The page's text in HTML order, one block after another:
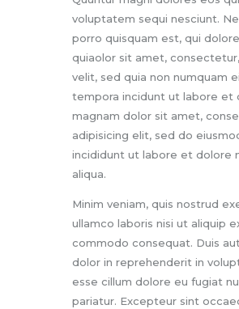
voluptatem sequi nesciunt.
porro quisquam est, qui
quiaolor sit amet,
velit, sed quia non numquam
tempora incidunt ut labore et
magnam dolor sit amet,
adipisicing elit, sed do
incididunt ut labore et dolore
aliqua.
Minim veniam, quis nostrud
ullamco laboris nisi ut aliquip
commodo consequat. Duis
dolor in reprehenderit in
esse cillum dolore eu fugiat
pariatur. Excepteur sint